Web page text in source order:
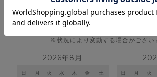
・即日発送商品は、営業日の13時までのご
・通常商品は、１～３営業日程で発
※状況により変動する場合がござい
2026年8月
日 月 火 水 木 金 土 日 月 火